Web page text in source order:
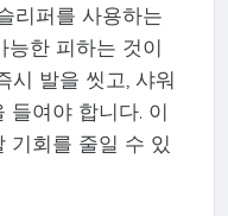
리퍼를 사용하는
능한 피하는 것이
시 발을 씻고, 샤워
들여야 합니다. 이
기회를 줄일 수 있